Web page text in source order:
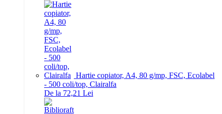
Hartie copiator, A4, 80 g/mp, FSC, Ecolabel
- 500 coli/top, Clairalfa
De la 72,21 Lei